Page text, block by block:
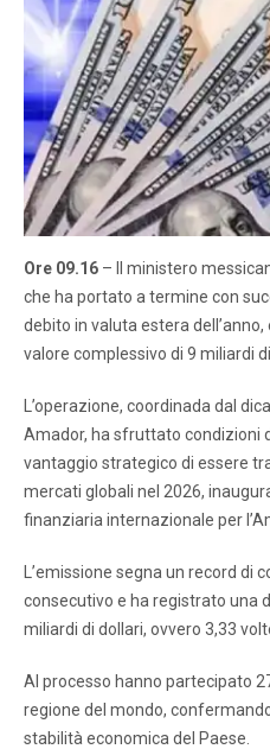
Ore 09.16 – Il ministero
che ha portato a termine con
debito in valuta estera
valore complessivo di 9 miliardi
L’operazione, coordinada dal
Amador, ha sfruttato condizioni
vantaggio strategico di essere
mercati globali nel 2026,
finanziaria internazionale per
L’emissione segna un record di
consecutivo e ha registrato una
miliardi di dollari, ovvero 3,33
Al processo hanno partecipato
regione del mondo,
stabilità economica del Paese.